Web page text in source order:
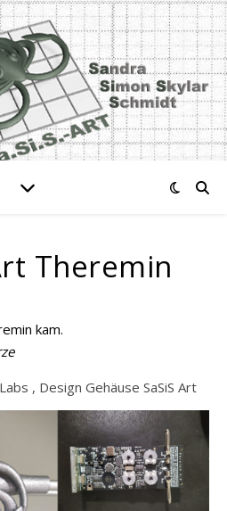
Theremin
kam.
, Design Gehäuse SaSiS Art